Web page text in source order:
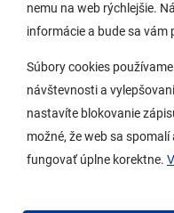
nemu na web rýchlejšie.
informácie a bude sa vám
Súbory cookies
návštevnosti a
nastavíte blokovanie
možné, že web sa
fungovať úplne korektne.
Samospráva
O Lamači
Mobilná aplikácia